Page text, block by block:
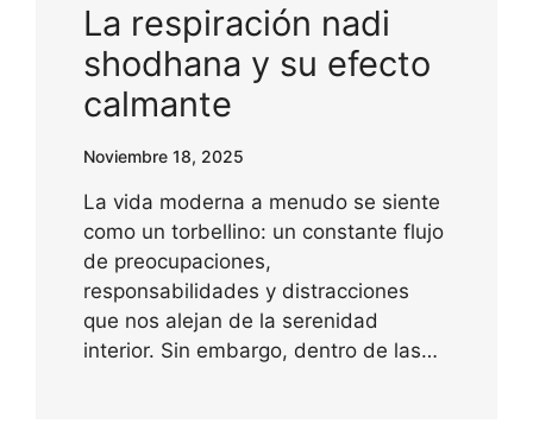
La respiración nadi
shodhana y su efecto
calmante
Noviembre 18, 2025
La vida moderna a menudo se siente
como un torbellino: un constante flujo
de preocupaciones,
responsabilidades y distracciones
que nos alejan de la serenidad
interior. Sin embargo, dentro de las…